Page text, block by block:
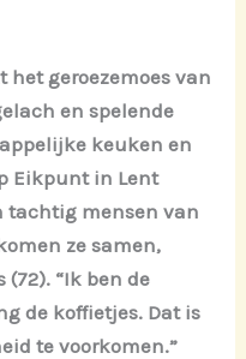
geroezemoes van
en spelende
keuken en
Eikpunt in Lent
tachtig mensen van
ze samen,
(72). “Ik ben de
de koffietjes. Dat is
te voorkomen.”